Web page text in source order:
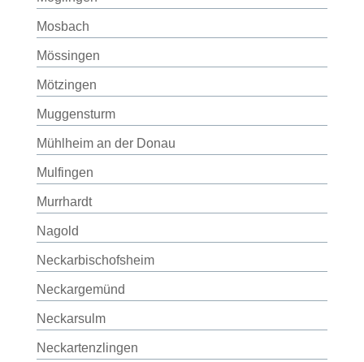
Mosbach
Mössingen
Mötzingen
Muggensturm
Mühlheim an der Donau
Mulfingen
Murrhardt
Nagold
Neckarbischofsheim
Neckargemünd
Neckarsulm
Neckartenzlingen